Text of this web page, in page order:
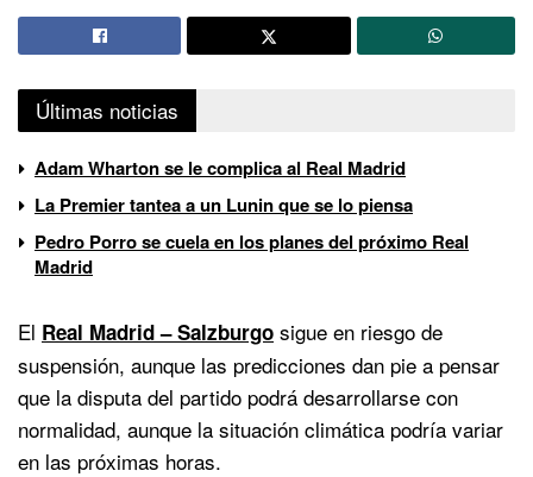
Últimas noticias
Adam Wharton se le complica al Real Madrid
La Premier tantea a un Lunin que se lo piensa
Pedro Porro se cuela en los planes del próximo Real
Madrid
El Real Madrid – Salzburgo sigue en riesgo de
suspensión, aunque las predicciones dan pie a pensar
que la disputa del partido podrá desarrollarse con
normalidad, aunque la situación climática podría variar
en las próximas horas.